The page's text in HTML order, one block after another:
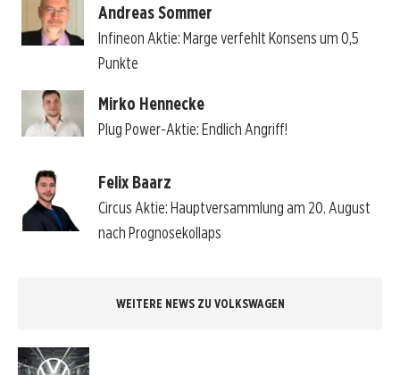
Andreas Sommer
Infineon Aktie: Marge verfehlt Konsens um 0,5
Punkte
Mirko Hennecke
Plug Power-Aktie: Endlich Angriff!
Felix Baarz
Circus Aktie: Hauptversammlung am 20. August
nach Prognosekollaps
WEITERE NEWS ZU VOLKSWAGEN